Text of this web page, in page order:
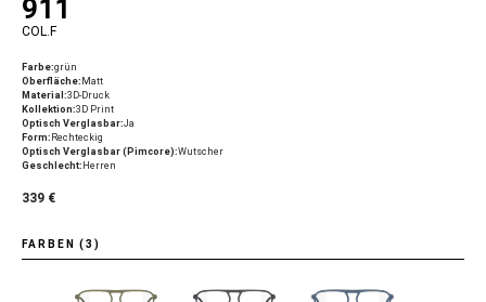
911
COL.F
Farbe:grün
Oberfläche: Matt
Material:3D-Druck
Kollektion:3D Print
Optisch Verglasbar:Ja
Form: Rechteckig
Optisch Verglasbar (Pimcore):Wutscher
Geschlecht: Herren
339 €
FARBEN (3)